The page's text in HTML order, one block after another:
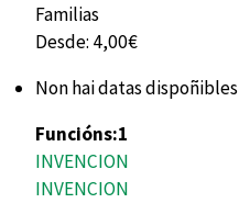
Familias
Desde: 4,00€
Non hai datas dispoñibles
Funcións:1
INVENCION
INVENCION